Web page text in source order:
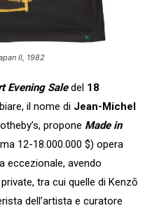
II, 1982
Evening Saledel 18
il nome di Jean-Michel
propone Made in
12-18.000.000 $) opera
eccezionale, avendo
tra cui quelle di Kenzō
dell’artista e curatore